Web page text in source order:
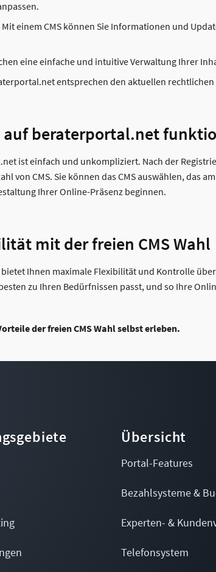
einem CMS können Sie Informationen und
eine einfache und intuitive Verwaltung Ihrer
entsprechen den aktuellen rechtlichen
auf beraterportal.net
ist einfach und unkompliziert. Nach der
von CMS. Sie können das CMS auswählen, das
Ihrer Online-Präsenz beginnen.
mit der freien CMS Wahl
Ihnen maximale Flexibilität und Kontrolle
zu Ihren Bedürfnissen passt, und so Ihre
der freien CMS Wahl selbst erleben.
Übersicht
Portal-Features
Bezahlsysteme &
Experten- &
Telefonsystem